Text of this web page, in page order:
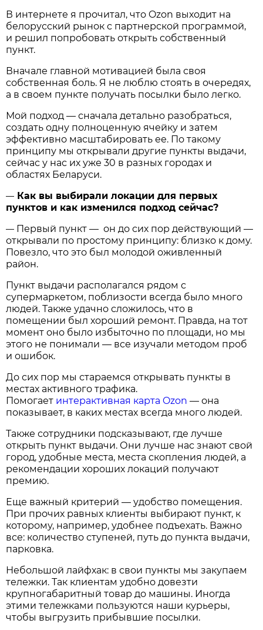
В интернете я прочитал, что Ozon выходит на
белорусский рынок с партнерской программой,
и решил попробовать открыть собственный
пункт.
Вначале главной мотивацией была своя
собственная боль. Я не люблю стоять в очередях,
а в своем пункте получать посылки было легко.
Мой подход — сначала детально разобраться,
создать одну полноценную ячейку и затем
эффективно масштабировать ее. По такому
принципу мы открывали другие пункты выдачи,
сейчас у нас их уже 30 в разных городах и
областях Беларуси.
— Как вы выбирали локации для первых
пунктов и как изменился подход сейчас?
— Первый пункт — он до сих пор действующий —
открывали по простому принципу: близко к дому.
Повезло, что это был молодой оживленный
район.
Пункт выдачи располагался рядом с
супермаркетом, поблизости всегда было много
людей. Также удачно сложилось, что в
помещении был хороший ремонт. Правда, на тот
момент оно было избыточно по площади, но мы
этого не понимали — все изучали методом проб
и ошибок.
До сих пор мы стараемся открывать пункты в
местах активного трафика.
Помогает интерактивная карта Ozon — она
показывает, в каких местах всегда много людей.
Также сотрудники подсказывают, где лучше
открыть пункт выдачи. Они лучше нас знают свой
город, удобные места, места скопления людей, а
рекомендации хороших локаций получают
премию.
Еще важный критерий — удобство помещения.
При прочих равных клиенты выбирают пункт, к
которому, например, удобнее подъехать. Важно
все: количество ступеней, путь до пункта выдачи,
парковка.
Небольшой лайфхак: в свои пункты мы закупаем
тележки. Так клиентам удобно довезти
крупногабаритный товар до машины. Иногда
этими тележками пользуются наши курьеры,
чтобы выгрузить прибывшие посылки.